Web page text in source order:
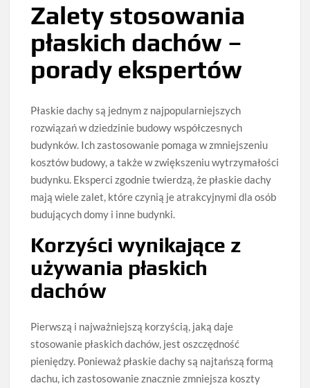
Zalety stosowania
płaskich dachów –
porady ekspertów
Płaskie dachy są jednym z najpopularniejszych
rozwiązań w dziedzinie budowy współczesnych
budynków. Ich zastosowanie pomaga w zmniejszeniu
kosztów budowy, a także w zwiększeniu wytrzymałości
budynku. Eksperci zgodnie twierdzą, że płaskie dachy
mają wiele zalet, które czynią je atrakcyjnymi dla osób
budujących domy i inne budynki.
Korzyści wynikające z
używania płaskich
dachów
Pierwszą i najważniejszą korzyścią, jaką daje
stosowanie płaskich dachów, jest oszczędność
pieniędzy. Ponieważ płaskie dachy są najtańszą formą
dachu, ich zastosowanie znacznie zmniejsza koszty